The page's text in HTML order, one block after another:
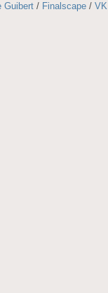
Guibert / Finalscape / VK